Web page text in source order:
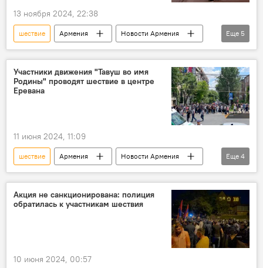
13 ноября 2024, 22:38
шествие Армения
Новости Армения
Общество
Политика
сборная
ФФА
Еще 5
Участники движения "Тавуш во имя
Родины" проводят шествие в центре
Еревана
11 июня 2024, 11:09
шествие Армения
Новости Армения
Политика
Общество
Ереван
Еще 4
Акция не санкционирована: полиция
обратилась к участникам шествия
10 июня 2024, 00:57